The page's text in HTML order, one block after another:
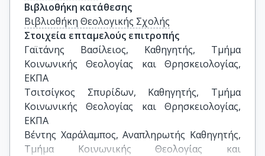
Βιβλιοθήκη κατάθεσης
Βιβλιοθήκη Θεολογικής Σχολής
Στοιχεία επταμελούς επιτροπής
Γαϊτάνης Βασίλειος, Καθηγητής, Τμήμα
Κοινωνικής Θεολογίας και Θρησκειολογίας,
ΕΚΠΑ
Τσιτσίγκος Σπυρίδων, Καθηγητής, Τμήμα
Κοινωνικής Θεολογίας και Θρησκειολογίας,
ΕΚΠΑ
Βέντης Χαράλαμπος, Αναπληρωτής Καθηγητής,
Τμήμα Κοινωνικής Θεολογίας και